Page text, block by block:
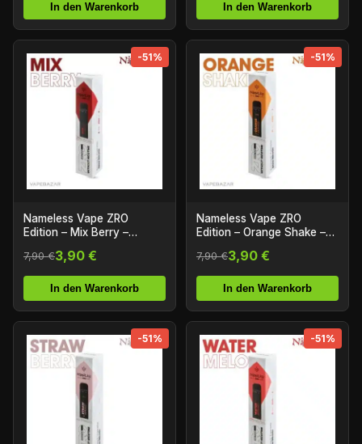
In den Warenkorb In den Warenkorb
-51%
Nameless Vape ZRO
Edition – Mix Berry –
7,90 €3,90 €
In den Warenkorb
-51%
Nameless Vape ZRO
Edition – Orange Shake –
7,90 €3,90 €
In den Warenkorb
-51% -51%